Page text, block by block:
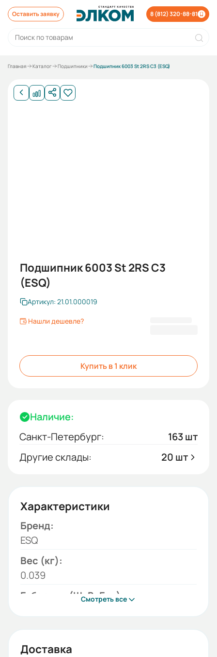
Оставить заявку 8 (812) 320-88-81
Главная Каталог Подшипники Подшипник 6003 St 2RS C3 (ESQ)
Подшипник 6003 St 2RS C3
(ESQ)
Артикул: 21.01.000019
Нашли дешевле?
Купить в 1 клик
Наличие:
Санкт-Петербург:
163 шт
Другие склады:
20 шт
Характеристики
Бренд:
ESQ
Вес (кг):
0.039
Габариты (ШхВхГ, м):
Смотреть все
Доставка